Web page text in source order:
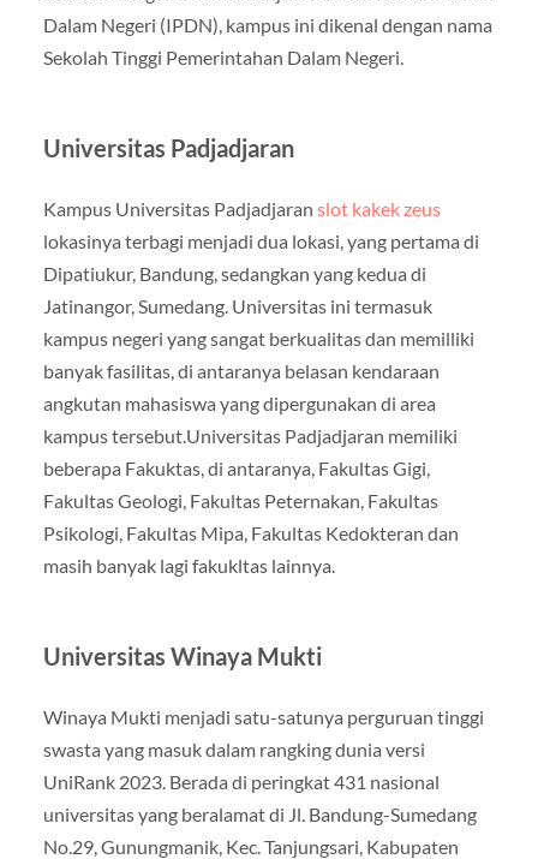
Dalam Negeri (IPDN), kampus ini dikenal dengan nama
Sekolah Tinggi Pemerintahan Dalam Negeri.
Universitas Padjadjaran
Kampus Universitas Padjadjaran slot kakek zeus
lokasinya terbagi menjadi dua lokasi, yang pertama di
Dipatiukur, Bandung, sedangkan yang kedua di
Jatinangor, Sumedang. Universitas ini termasuk
kampus negeri yang sangat berkualitas dan memilliki
banyak fasilitas, di antaranya belasan kendaraan
angkutan mahasiswa yang dipergunakan di area
kampus tersebut.Universitas Padjadjaran memiliki
beberapa Fakuktas, di antaranya, Fakultas Gigi,
Fakultas Geologi, Fakultas Peternakan, Fakultas
Psikologi, Fakultas Mipa, Fakultas Kedokteran dan
masih banyak lagi fakukltas lainnya.
Universitas Winaya Mukti
Winaya Mukti menjadi satu-satunya perguruan tinggi
swasta yang masuk dalam rangking dunia versi
UniRank 2023. Berada di peringkat 431 nasional
universitas yang beralamat di Jl. Bandung-Sumedang
No.29, Gunungmanik, Kec. Tanjungsari, Kabupaten